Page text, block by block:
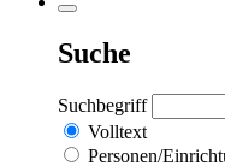
Suche
Suchbegriff
Volltext
Personen/